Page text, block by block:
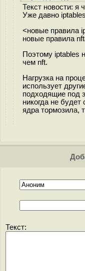
Текст новости: я
Уже давно
<новые правила
новые правила
Поэтому iptables
чем nft.
Нагрузка на
использует
подходящие под
никогда не
ядра тормозила,
Текст: